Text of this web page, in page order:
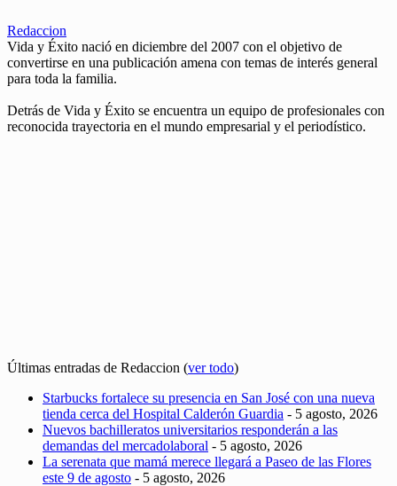
Redaccion
Vida y Éxito nació en diciembre del 2007 con el objetivo de
convertirse en una publicación amena con temas de interés general
para toda la familia.
Detrás de Vida y Éxito se encuentra un equipo de profesionales con
reconocida trayectoria en el mundo empresarial y el periodístico.
Últimas entradas de Redaccion (ver todo)
Starbucks fortalece su presencia en San José con una nueva
tienda cerca del Hospital Calderón Guardia - 5 agosto, 2026
Nuevos bachilleratos universitarios responderán a las
demandas del mercadolaboral - 5 agosto, 2026
La serenata que mamá merece llegará a Paseo de las Flores
este 9 de agosto - 5 agosto, 2026